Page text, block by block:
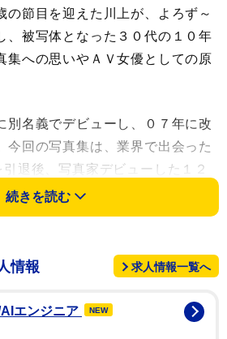
の節目を迎えた川上が、よろず～
、被写体となった３０代の１０年
集への思いやＡＶ女優としての原
名義でデビューし、０７年に改
今回の写真集は、業界で出会った
退後、写真家デビューした１２
たことで、ちょうど１０年という
はよかったと思います。前向きに
品を残しましょうと」。川上はそ
体となったことに「まったり自然
続きを読む
情報 求人情報一覧へ
エンジニア NEW